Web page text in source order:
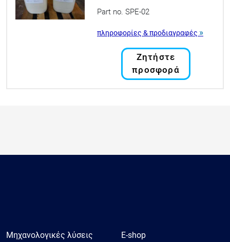
Part no. SPE-02
πληροφορίες & προδιαγραφές »
Ζητήστε
προσφορά
Μηχανολογικές λύσεις
E-shop